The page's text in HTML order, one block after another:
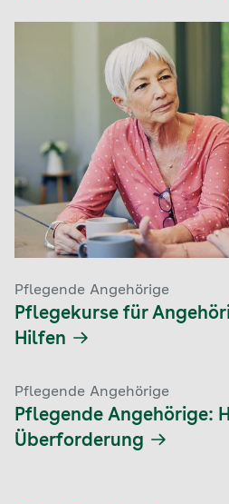
Pflegende Angehörige
Pflegekurse für
Hilfen
Pflegende Angehörige
Pflegende Angehörige:
Überforderung